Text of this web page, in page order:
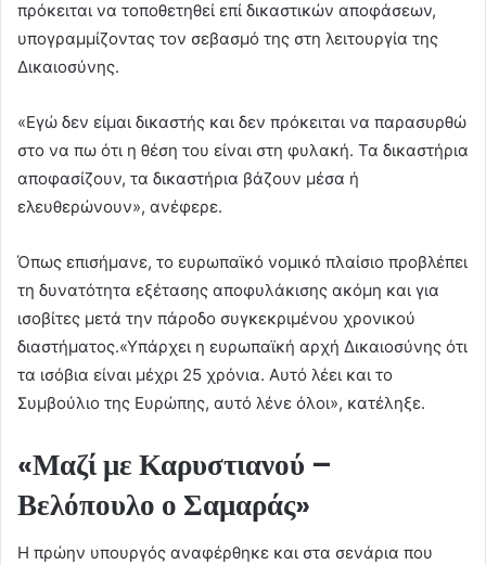
πρόκειται να τοποθετηθεί επί δικαστικών αποφάσεων,
υπογραμμίζοντας τον σεβασμό της στη λειτουργία της
Δικαιοσύνης.
«Εγώ δεν είμαι δικαστής και δεν πρόκειται να παρασυρθώ
στο να πω ότι η θέση του είναι στη φυλακή. Τα δικαστήρια
αποφασίζουν, τα δικαστήρια βάζουν μέσα ή
ελευθερώνουν», ανέφερε.
Όπως επισήμανε, το ευρωπαϊκό νομικό πλαίσιο προβλέπει
τη δυνατότητα εξέτασης αποφυλάκισης ακόμη και για
ισοβίτες μετά την πάροδο συγκεκριμένου χρονικού
διαστήματος.«Υπάρχει η ευρωπαϊκή αρχή Δικαιοσύνης ότι
τα ισόβια είναι μέχρι 25 χρόνια. Αυτό λέει και το
Συμβούλιο της Ευρώπης, αυτό λένε όλοι», κατέληξε.
«Μαζί με Καρυστιανού –
Βελόπουλο ο Σαμαράς»
Η πρώην υπουργός αναφέρθηκε και στα σενάρια που